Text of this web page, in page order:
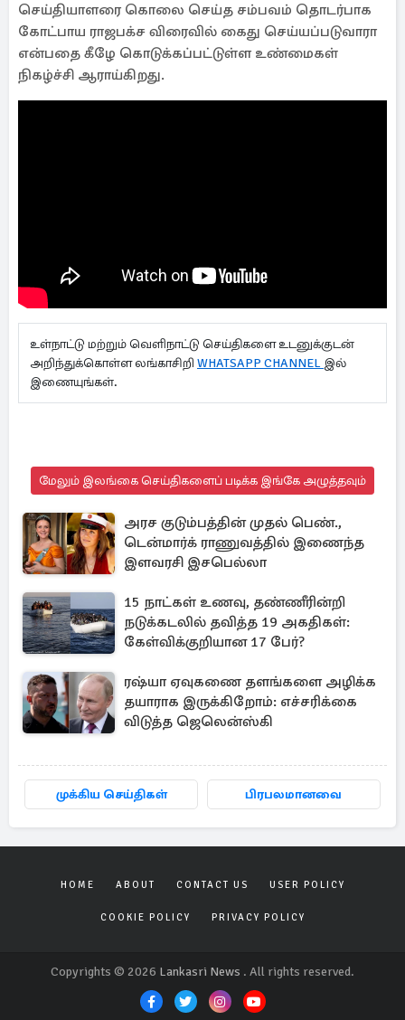
செய்தியாளரை கொலை செய்த சம்பவம் தொடர்பாக
கோட்பாய ராஜபக்ச விரைவில் கைது செய்யப்படுவாரா
என்பதை கீழே கொடுக்கப்பட்டுள்ள உண்மைகள்
நிகழ்ச்சி ஆராய்கிறது.
உள்நாட்டு மற்றும் வெளிநாட்டு செய்திகளை உடனுக்குடன்
அறிந்துக்கொள்ள லங்காசிறி WHATSAPP CHANNEL இல்
இணையுங்கள்.
மேலும் இலங்கை செய்திகளைப் படிக்க இங்கே அழுத்தவும்
அரச குடும்பத்தின் முதல் பெண்.,
டென்மார்க் ராணுவத்தில் இணைந்த
இளவரசி இசபெல்லா
15 நாட்கள் உணவு, தண்ணீரின்றி
நடுக்கடலில் தவித்த 19 அகதிகள்:
கேள்விக்குறியான 17 பேர்?
ரஷ்யா ஏவுகணை தளங்களை அழிக்க
தயாராக இருக்கிறோம்: எச்சரிக்கை
விடுத்த ஜெலென்ஸ்கி
முக்கிய செய்திகள் பிரபலமானவை
HOME ABOUT CONTACT US USER POLICY
COOKIE POLICY PRIVACY POLICY
Copyrights © 2026 Lankasri News . All rights reserved.